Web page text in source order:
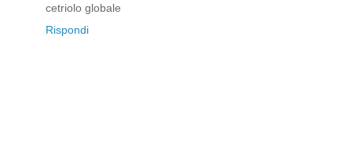
cetriolo globale
Rispondi